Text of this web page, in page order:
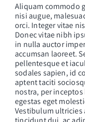
Aliquam commodo
nisi augue,
orci. Integer vitae
Donec vitae nibh
in nulla auctor
accumsan laoreet.
pellentesque et
sodales sapien, id
aptent taciti
nostra, per
egestas eget
Vestibulum ultricies